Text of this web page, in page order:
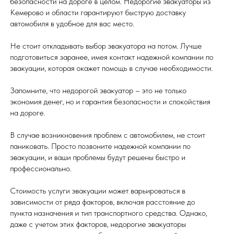
Кемерово и области гарантируют быструю доставку
автомобиля в удобное для вас место.
Не стоит откладывать выбор эвакуатора на потом. Лучше
подготовиться заранее, имея контакт надежной компании по
эвакуации, которая окажет помощь в случае необходимости.
Запомните, что недорогой эвакуатор – это не только
экономия денег, но и гарантия безопасности и спокойствия
на дороге.
В случае возникновения проблем с автомобилем, не стоит
паниковать. Просто позвоните надежной компании по
эвакуации, и ваши проблемы будут решены быстро и
профессионально.
Стоимость услуги эвакуации может варьироваться в
зависимости от ряда факторов, включая расстояние до
пункта назначения и тип транспортного средства. Однако,
даже с учетом этих факторов, недорогие эвакуаторы